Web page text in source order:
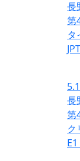
長
第
タ
JPT
長
第
ク
E1